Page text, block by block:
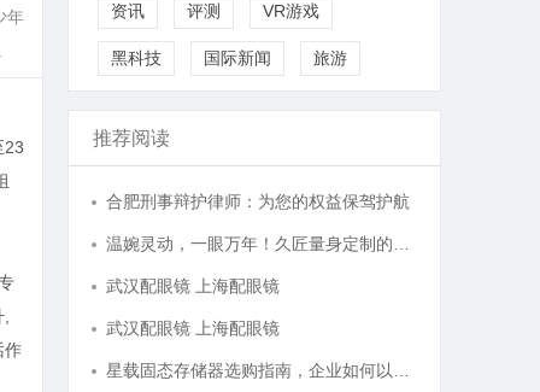
年
23
作
资讯 评测 VR游戏
黑科技 国际新闻 旅游
推荐阅读
合肥刑事辩护律师：为您的权益保驾护航
武汉配眼镜 上海配眼镜
武汉配眼镜 上海配眼镜